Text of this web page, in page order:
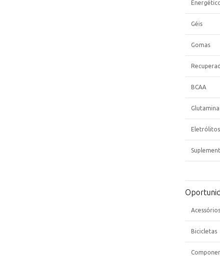
Géis
Gomas
BCAA
Glutamina
Eletrólitos
Acessórios
Bicicletas